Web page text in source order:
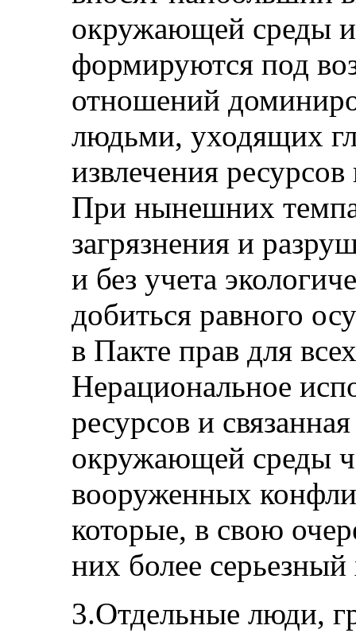
окружающей среды
формируются под
отношений
людьми, уходящих
извлечения
При нынешних
загрязнения и
и без учета
добиться равного
в Пакте прав для
Нерациональное
ресурсов и
окружающей среды
вооруженных
которые, в свою
них более серьезный
3.Отдельные люди,